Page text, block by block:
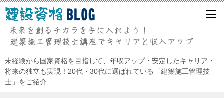
未経験から国家資格を目指して、年収アップ・安定したキャリア・
将来の独立も実現！20代・30代に選ばれている「建築施工管理技
士」をご紹介